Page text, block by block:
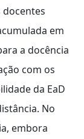
em
a docência
com os
da EaD
No
embora